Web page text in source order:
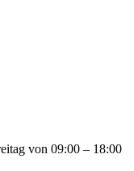
von 09:00 – 18:00